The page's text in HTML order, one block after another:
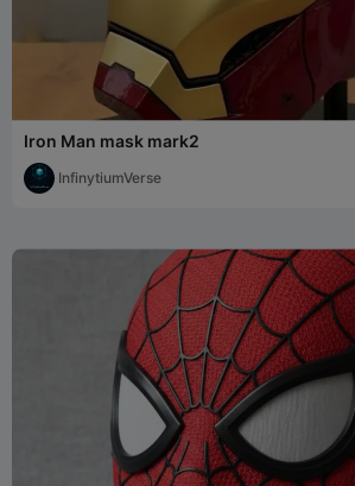
Iron Man mask mark2
InfinytiumVerse